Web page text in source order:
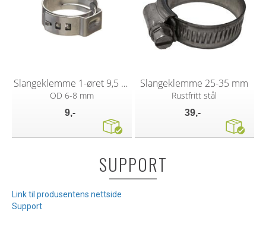
Slangeklemme 1-øret 9,5 mm
OD 6-8 mm
9,-
Slangeklemme 25-35 mm
Rustfritt stål
39,-
SUPPORT
Link til produsentens nettside
Support